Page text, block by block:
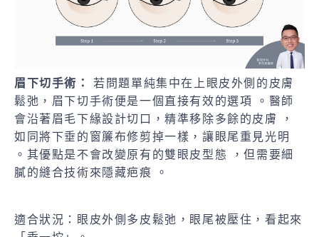
眉下切手術：
若問題單純集中在上眼皮外側的皮膚
鬆弛，眉下切手術便是一個直接有效的選項 。醫師
會沿著眉毛下緣設計切口，精準移除多餘的皮膚 ，
如同將下垂的窗簾布修剪掉一樣，讓眼尾重見光明
。其優點是不會改變原有的雙眼皮型態 ，但需要細
膩的縫合技術來隱藏疤痕 。
適合狀況：眼皮外側多皮鬆弛，眼尾被壓住，看起來